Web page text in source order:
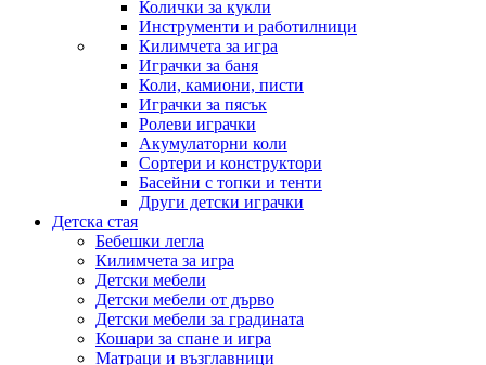
Колички за кукли
Инструменти и работилници
Килимчета за игра
Играчки за баня
Коли, камиони, писти
Играчки за пясък
Ролеви играчки
Акумулаторни коли
Сортери и конструктори
Басейни с топки и тенти
Други детски играчки
Детска стая
Бебешки легла
Килимчета за игра
Детски мебели
Детски мебели от дърво
Детски мебели за градината
Кошари за спане и игра
Матраци и възглавници